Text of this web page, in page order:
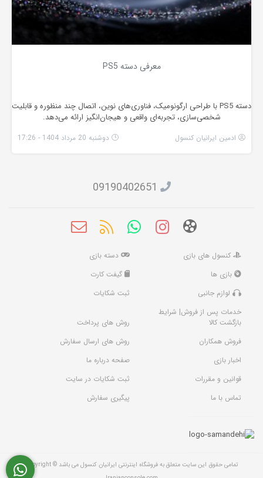
معرفی دسته PS5
دسته PS5 با طراحی ارگونومیک، فناوری‌های نوین، اتصال چند منظوره و قابلیت
شخصی‌سازی، تجربه‌ای واقعی و هیجان‌انگیز ارائه می‌دهد.
ادمین ایرانیان کنسول دوشنبه 20 مرداد 1404 - 17:26
09190402651
کنسول های بازی
دسته بازی
بازی ها
گیفت کارت
لوازم جانبی
ثبت شکایات
خدمات پس از فروش| شرایط
بازگشت کالا
روش های پرداخت
فروش همکاران
روش های ارسال سفارش
اخبار بازی
صفحه درباره ما
قوانین و مقررات
ثبت شکایات در سایت
تماس با ما
پیگیری سفارش
تمامی حقوق این سایت متعلق به فروشگاه اینترنتی ایرانیان کنسول می باشد Copyright ©